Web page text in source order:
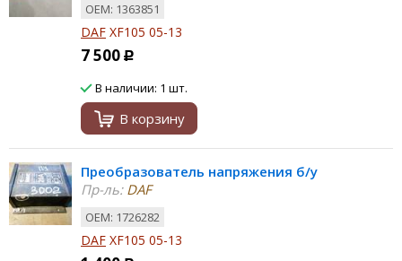
ОЕМ: 1363851
DAF XF105 05-13
7 500 Р
В наличии: 1 шт.
В корзину
Преобразователь напряжения б/у
Пр-ль:DAF
ОЕМ: 1726282
DAF XF105 05-13